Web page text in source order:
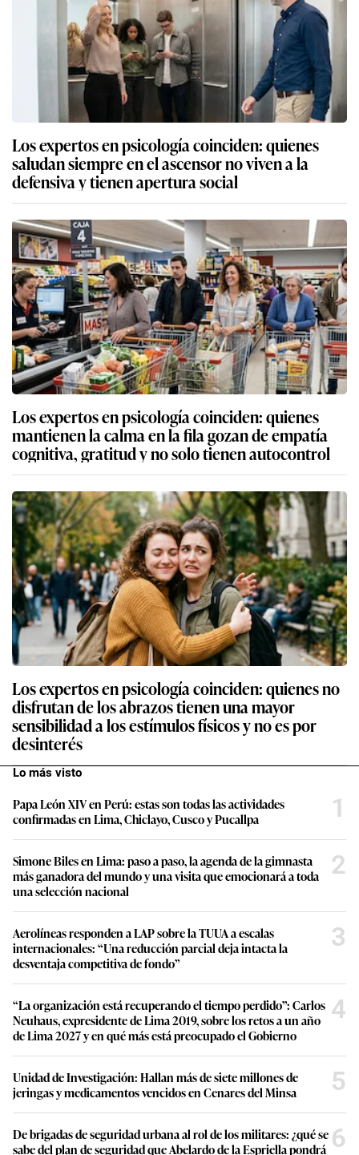
Los expertos en psicología coinciden: quienes
saludan siempre en el ascensor no viven a la
defensiva y tienen apertura social
Los expertos en psicología coinciden: quienes
mantienen la calma en la fila gozan de empatía
cognitiva, gratitud y no solo tienen autocontrol
Los expertos en psicología coinciden: quienes no
disfrutan de los abrazos tienen una mayor
sensibilidad a los estímulos físicos y no es por
desinterés
Lo más visto
Papa León XIV en Perú: estas son todas las actividades
confirmadas en Lima, Chiclayo, Cusco y Pucallpa
1
Simone Biles en Lima: paso a paso, la agenda de la gimnasta
más ganadora del mundo y una visita que emocionará a toda
una selección nacional
2
Aerolíneas responden a LAP sobre la TUUA a escalas
internacionales: “Una reducción parcial deja intacta la
desventaja competitiva de fondo”
3
“La organización está recuperando el tiempo perdido”: Carlos
Neuhaus, expresidente de Lima 2019, sobre los retos a un año
de Lima 2027 y en qué más está preocupado el Gobierno
4
Unidad de Investigación: Hallan más de siete millones de
jeringas y medicamentos vencidos en Cenares del Minsa
5
De brigadas de seguridad urbana al rol de los militares: ¿qué se
sabe del plan de seguridad que Abelardo de la Espriella pondrá 6